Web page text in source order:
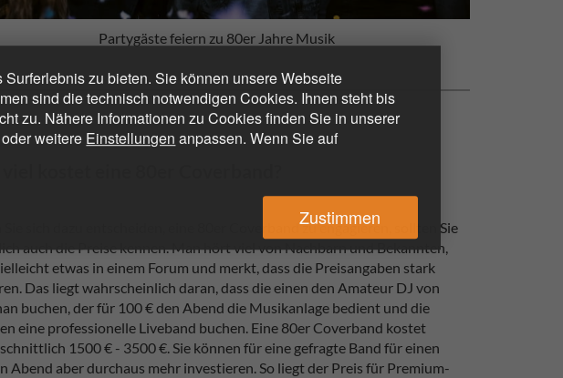
zu bieten. Sie können unsere Webseite
sind die technisch notwendigen Cookies. Ihnen steht bis
zu. Nähere Informationen zu Cookies finden Sie in unserer
weitere Einstellungen anpassen. Wenn Sie auf
Zustimmen
Partygäste feiern zu 80er Jahre Musik
Sie sich dazu entscheiden, eine 80er Coverband zu engagieren, sollten Sie
auch die Preise kennen. Man hört viel von Nachbarn und Bekannten,
etwas in einem Forum und merkt, dass die Preisangaben stark
Das liegt wahrscheinlich daran, dass die einen den Amateur DJ von
buchen, der für 100 € den Abend die Musikanlage bedient und die
eine professionelle Liveband buchen. Eine 80er Coverband kostet
1500 € - 3500 €. Sie können für eine gefragte Band für einen
Abend aber durchaus mehr investieren. So liegt der Preis für Premium-